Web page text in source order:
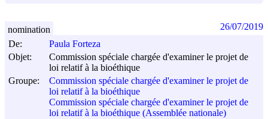
De:
Paula Forteza
Objet:
Commission spéciale chargée d'examiner le projet de
loi relatif à la bioéthique
Groupe:
Commission spéciale chargée d'examiner le projet de
loi relatif à la bioéthique
Commission spéciale chargée d'examiner le projet de
loi relatif à la bioéthique (Assemblée nationale)
nomination 26/07/2019